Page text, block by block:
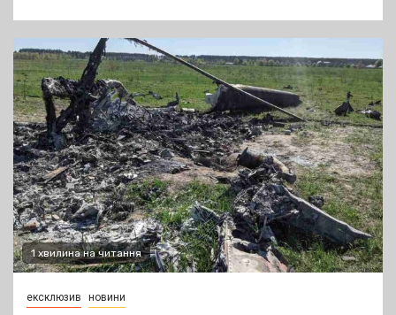
1 хвилина на читання
ексклюзив новини